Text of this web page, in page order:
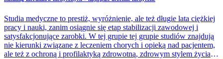
Studia medyczne to prestiż, wyróżnienie, ale też długie lata ciężkiej
pracy i nauki, zanim osiągnie się etap stabilizacji zawodowej i
satysfakcjonujące zarobki. W tej grupie tej grupie studiów znajdują
nie kierunki związane z leczeniem chorych i opieką nad pacjentem,
ale też z ochroną i profilaktyką zdrowotną, zdrowym stylem życia